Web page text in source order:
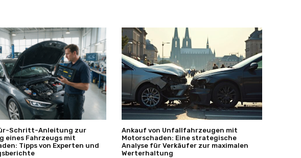
Schritt-Anleitung zur
eines Fahrzeugs mit
Tipps von Experten und
Ankauf von Unfallfahrzeugen mit
Motorschaden: Eine strategische
Analyse für Verkäufer zur maximalen
Werterhaltung